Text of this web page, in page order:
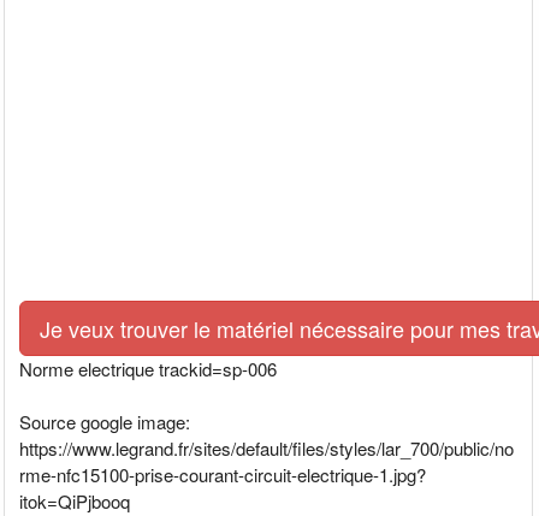
Je veux trouver le matériel nécessaire pour mes
Norme electrique trackid=sp-006
Source google image:
https://www.legrand.fr/sites/default/files/styles/lar_700/public/no
rme-nfc15100-prise-courant-circuit-electrique-1.jpg?
itok=QiPjbooq